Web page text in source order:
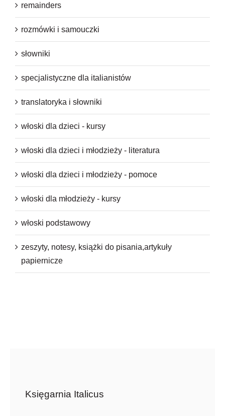
remainders
rozmówki i samouczki
słowniki
specjalistyczne dla italianistów
translatoryka i słowniki
włoski dla dzieci - kursy
włoski dla dzieci i młodzieży - literatura
włoski dla dzieci i młodzieży - pomoce
włoski dla młodzieży - kursy
włoski podstawowy
zeszyty, notesy, książki do pisania,artykuły
papiernicze
Księgarnia Italicus